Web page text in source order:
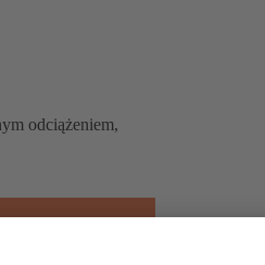
odciążeniem,